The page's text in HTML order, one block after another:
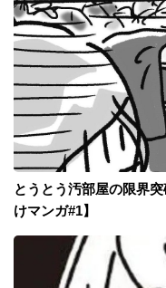
とうとう汚部屋の限界
けマンガ#1】